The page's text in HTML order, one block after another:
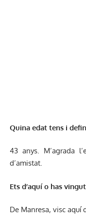
Quina edat tens i
43 anys. M’agrada
d’amistat.
Ets d’aquí o has
De Manresa, visc aquí